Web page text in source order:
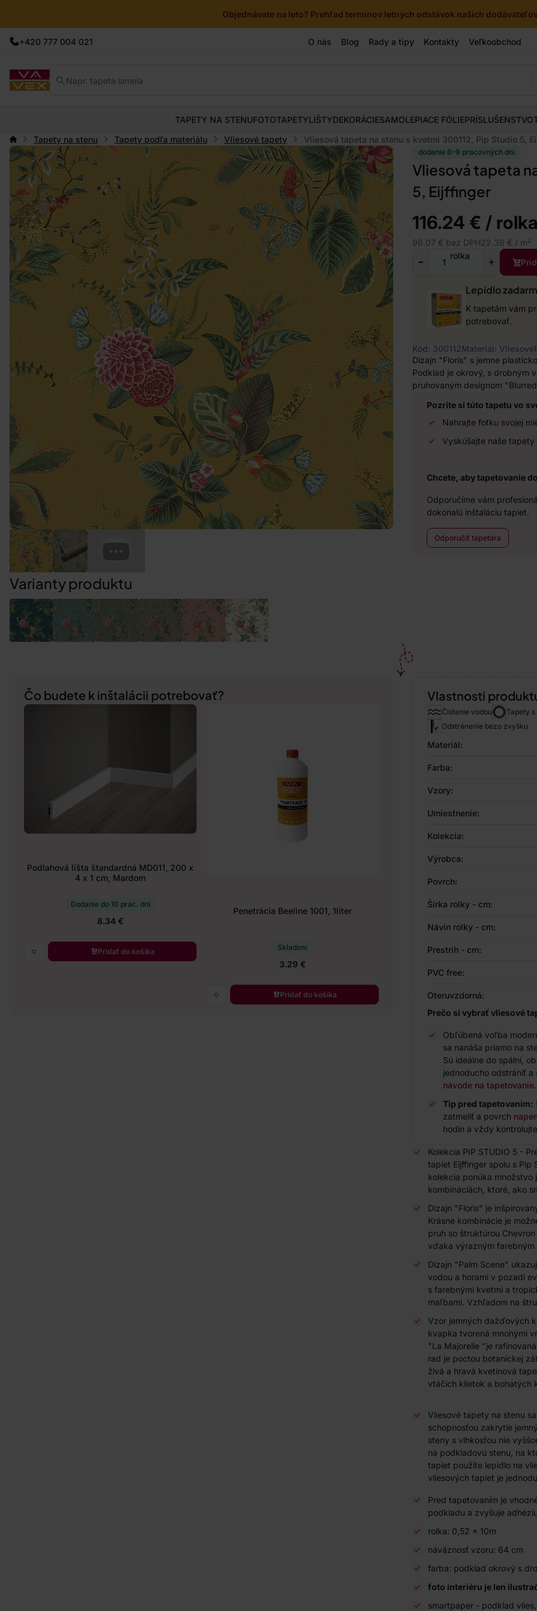
Objednávate na leto? Prehľad termínov letných odstávok našich
+420 777 004 021 O nás Blog Rady a tipy Kontakty Veľkoobchod
TAPETY NA STENUFOTOTAPETYLIŠTYDEKORÁCIESAMOLEPIACE FÓLIEPRÍSLUŠENSTVO
Tapety na stenu
Tapety podľa materiálu Vliesové tapety Vliesová tapeta na stenu s kvetmi 300112, Pip Studio 5,
dodanie 6–9 pracovných dní
Vliesová tapeta
5, Eijffinger
116.24 € /
96.07 € bez DPH22.36 € / m2
rolka
Lepidlo
K tapetám vám
potrebovať.
Kód: 300112Materiál: Vliesové
Dizajn "Floris" s jemne
Podklad je okrový, s drobným
pruhovaným designom
Pozrite si túto tapetu vo
Nahrajte fotku svojej
Vyskúšajte naše
Chcete, aby tapetovanie
Odporučíme vám
dokonalú inštaláciu tapiet.
Odporučiť tapetára
Varianty produktu
Vlastnosti
Čistenie vodou
Tapety
Odstránenie bezo zvyšku
Materiál:
Farba:
Vzory:
Umiestnenie:
Kolekcia:
Výrobca:
Povrch:
Šírka rolky - cm:
Návin rolky - cm:
Prestrih - cm:
PVC free:
Oteruvzdorná:
Prečo si vybrať vliesové
Obľúbená voľba
sa nanáša priamo na
Sú ideálne do spální,
jednoducho odstrániť
návode na tapetovanie.
Tip pred tapetovaním:
zatmeliť a povrch
hodín a vždy
Kolekcia PIP STUDIO 5 -
tapiet Eijffinger spolu s
kolekcia ponúka
kombináciách, ktoré, ako
Dizajn "Floris" je
Krásne kombinácie je
pruh so štruktúrou
vďaka výrazným farebným
Dizajn "Palm Scene"
vodou a horami v pozadí
s farebnými kvetmi a
maľbami. Vzhľadom na
Vzor jemných dažďových
kvapka tvorená mnohými
"La Majorelle "je
rad je poctou botanickej
živá a hravá kvetinová
vtáčích klietok a bohatých
Vliesové tapety na stenu
schopnosťou zakrytie
steny s vlhkosťou nie
na podkladovú stenu, na
tapiet použite lepidlo na
vliesových tapiet je
Pred tapetovaním je
podkladu a zvyšuje
rolka: 0,52 x 10m
náväznosť vzoru: 64 cm
farba: podklad okrový s
foto interiéru je len
smartpaper - podklad
Čo budete k inštalácii potrebovať?
Podlahová lišta štandardná MD011, 200 x
4 x 1 cm, Mardom
Dodanie do 10 prac. dní
8.34 €
Pridať do košíka
Penetrácia Beeline 1001, 1liter
Skladom
3.29 €
Pridať do košíka